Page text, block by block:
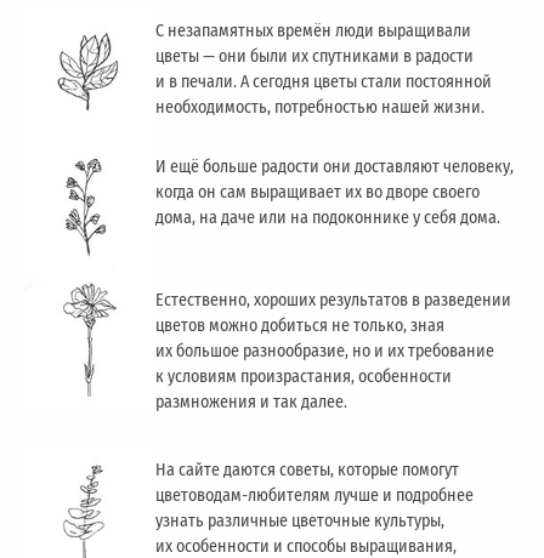
С незапамятных времён люди выращивали
цветы — они были их спутниками в радости
и в печали. А сегодня цветы стали постоянной
необходимость, потребностью нашей жизни.
И ещё больше радости они доставляют человеку,
когда он сам выращивает их во дворе своего
дома, на даче или на подоконнике у себя дома.
Естественно, хороших результатов в разведении
цветов можно добиться не только, зная
их большое разнообразие, но и их требование
к условиям произрастания, особенности
размножения и так далее.
На сайте даются советы, которые помогут
цветоводам-любителям лучше и подробнее
узнать различные цветочные культуры,
их особенности и способы выращивания,